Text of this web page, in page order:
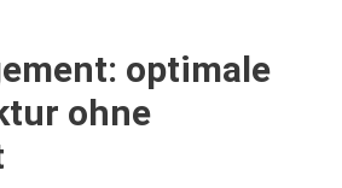
optimale
ohne